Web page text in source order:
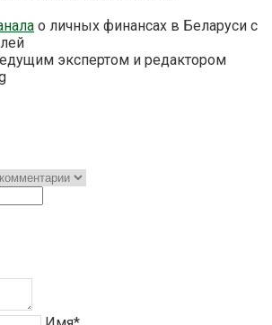
о личных финансах в Беларуси с
экспертом и редактором